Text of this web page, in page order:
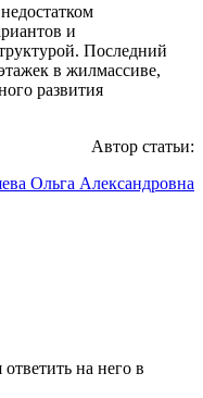
и
Последний
в жилмассиве,
развития
Автор статьи:
Ольга Александровна
на него в